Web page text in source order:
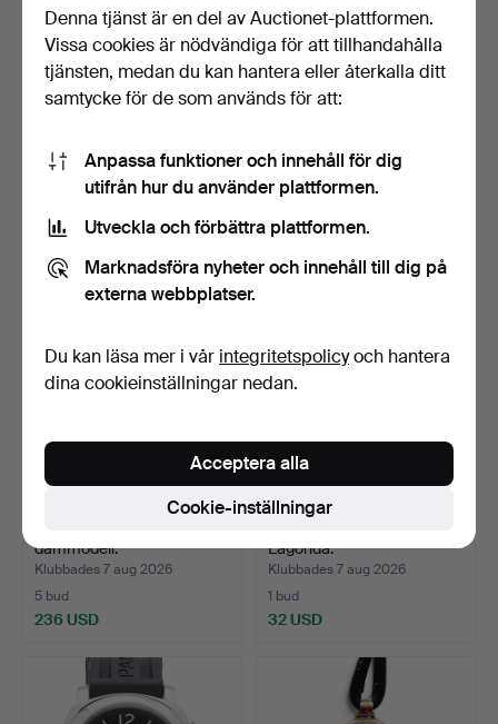
ARMBAND. Vintage, AD
Design, Danmark.
Klubbades 8 aug 2026
1 bud
EBEL, Sport Classic Mini,
armbandsur, 24 m…
Klubbades 7 aug 2026
6 bud
dammodell.
Klubbades 7 aug 2026
5 bud
236 USD
Lagonda.
Klubbades 7 aug 2026
1 bud
32 USD
Denna tjänst är en del av Auctionet-plattformen.
Vissa cookies är nödvändiga för att tillhandahålla
tjänsten, medan du kan hantera eller återkalla ditt
samtycke för de som används för att:
Anpassa funktioner och innehåll för dig
utifrån hur du använder plattformen.
Utveckla och förbättra plattformen.
Marknadsföra nyheter och innehåll till dig på
externa webbplatser.
Du kan läsa mer i vår integritetspolicyoch hantera
dina cookieinställningar nedan.
Cookie-inställningar
Acceptera alla